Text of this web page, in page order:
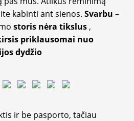
kabinti ant sienos. Svarbu –
storis nėra tikslus ,
priklausomai nuo
dydžio
ir be pasporto, tačiau